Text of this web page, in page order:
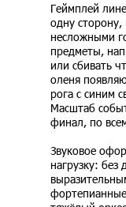
Геймплей
одну
несложными
предметы,
или сбивать
оленя
рога с синим
Масштаб
финал, по
Звуковое
нагрузку: без